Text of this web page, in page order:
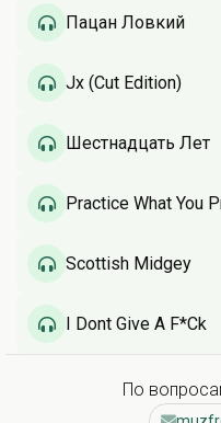
Пацан Ловкий
Jx (Cut Edition)
Шестнадцать Лет
Practice What You
Scottish Midgey
I Dont Give A F*Ck
По